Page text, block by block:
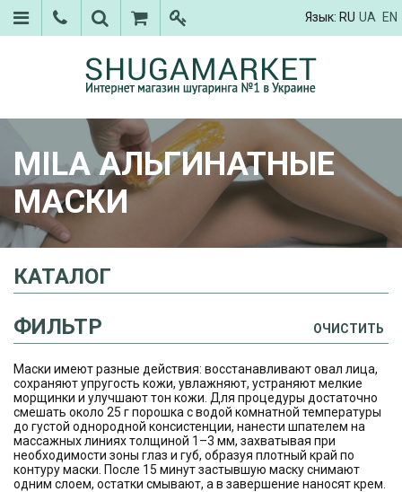
Язык: RU UA EN
MILA АЛЬГИНАТНЫЕ
МАСКИ
КАТАЛОГ
ФИЛЬТР
ОЧИСТИТЬ
Маски имеют разные действия: восстанавливают овал лица,
сохраняют упругость кожи, увлажняют, устраняют мелкие
морщинки и улучшают тон кожи. Для процедуры достаточно
смешать около 25 г порошка с водой комнатной температуры
до густой однородной консистенции, нанести шпателем на
массажных линиях толщиной 1–3 мм, захватывая при
необходимости зоны глаз и губ, образуя плотный край по
контуру маски. После 15 минут застывшую маску снимают
одним слоем, остатки смывают, а в завершение наносят крем.